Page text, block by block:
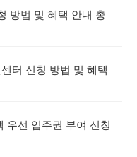
방법 및 혜택 안내 총
터 신청 방법 및 혜택
우선 입주권 부여 신청